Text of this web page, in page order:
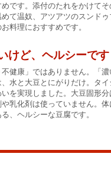
です。添付のたれをかけてそ
めて温奴、アツアツのスンド
料理におすすめです。
けど、ヘルシーです
不健康」ではありません。「濃
水と大豆とにがりだけ。タ
を実現しました。大豆固形
乳化剤は使っていません。
、ヘルシーな豆腐です。